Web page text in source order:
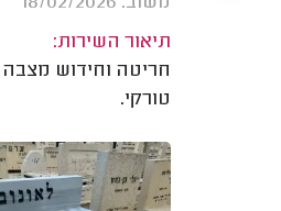
תיאור השירות:
חריטה וחידוש מצבה
טורקי.